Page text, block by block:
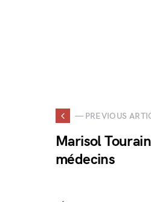
— PREVIOUS
Marisol
médecins